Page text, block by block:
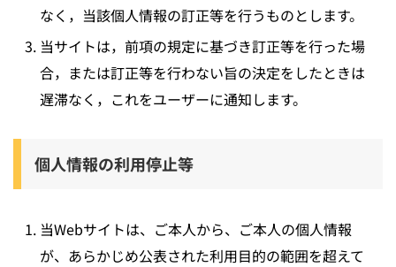
なく，当該個人情報の訂正等を行うものとします。
当サイトは，前項の規定に基づき訂正等を行った場
合，または訂正等を行わない旨の決定をしたときは
遅滞なく，これをユーザーに通知します。
個人情報の利用停止等
当Webサイトは、ご本人から、ご本人の個人情報
が、あらかじめ公表された利用目的の範囲を超えて